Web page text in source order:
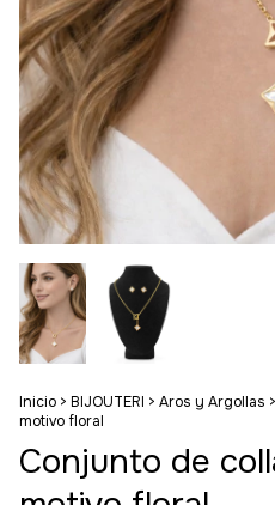
Inicio > BIJOUTERI > Aros y Argollas >
motivo floral
Conjunto de